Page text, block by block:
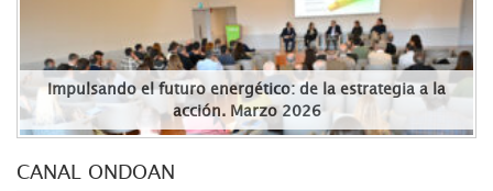
Impulsando el futuro energético: de la estrategia a la
acción. Marzo 2026
CANAL ONDOAN